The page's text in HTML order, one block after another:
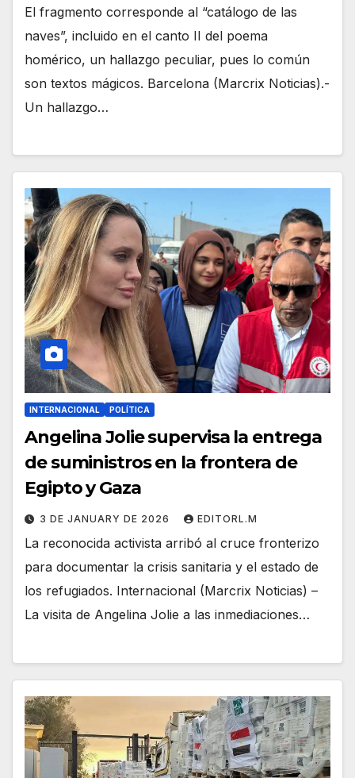
El fragmento corresponde al “catálogo de las
naves”, incluido en el canto II del poema
homérico, un hallazgo peculiar, pues lo común
son textos mágicos. Barcelona (Marcrix Noticias).-
Un hallazgo…
INTERNACIONAL POLÍTICA
Angelina Jolie supervisa la entrega
de suministros en la frontera de
Egipto y Gaza
3 DE JANUARY DE 2026 EDITORL.M
La reconocida activista arribó al cruce fronterizo
para documentar la crisis sanitaria y el estado de
los refugiados. Internacional (Marcrix Noticias) –
La visita de Angelina Jolie a las inmediaciones…